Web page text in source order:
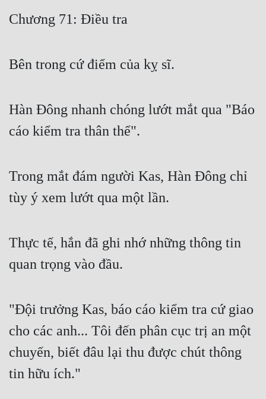
Hậu Cung
Truyện Dịch
Truyện Nhập Môn
Xa Lộ Dịch
Du Hí
Dã Sử
Dị Giới
Chương 71: Điều tra
Bên trong cứ điểm của kỵ sĩ.
Hàn Đông nhanh chóng lướt mắt qua "Báo
cáo kiểm tra thân thể".
Trong mắt đám người Kas, Hàn Đông chỉ
tùy ý xem lướt qua một lần.
Thực tế, hắn đã ghi nhớ những thông tin
quan trọng vào đầu.
"Đội trưởng Kas, báo cáo kiểm tra cứ giao
cho các anh... Tôi đến phân cục trị an một
chuyến, biết đâu lại thu được chút thông
tin hữu ích."